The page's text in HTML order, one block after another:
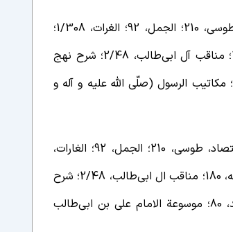
ـ نهج البلاغه، شرح عبده، 2/202؛ مصباح البلاغه، 1/147؛ 4/79؛ الاقتصاد، طوسی، 210؛ الجمل، 92؛ الغرات، 1/308؛
2/570؛ التعجب، 69؛ النص و الاجتهاد، 444؛ کشف المحجة لثمرة المهجه، 180؛ مناقب آل ابی‌طالب، 2/48؛ شرح نهج
البلاغه، ابن ابی الحدید، 4/104؛ 6/96؛ 9/305؛ 11/109؛ 20/298؛ المسترشد، 416؛ مکاتیب الرسول (صلّی الله علیه و آله و
ـ ر. ک: نهج البلاغه، شرح عبده، 2/227؛ مصباح البلاغه، 1/148؛ 4/79؛ الاقتصاد، طوسی، 210؛ الجمل، 92؛ الغارات،
1/308؛ 2/570؛ التعجب، 69؛ النص و الاجتهاد، 444؛ کشف المحجة لثمرة المهجه، 180؛ مناقب ال ابی‌طالب، 2/48؛ شرح
نهج البلاغه، ابن ابی الحدید، 4/104؛ 6/96؛ 9/305؛ 11/109؛ 20/298؛ المسترشد، 80؛ موسوعة الامام علی بن ابی‌طالب